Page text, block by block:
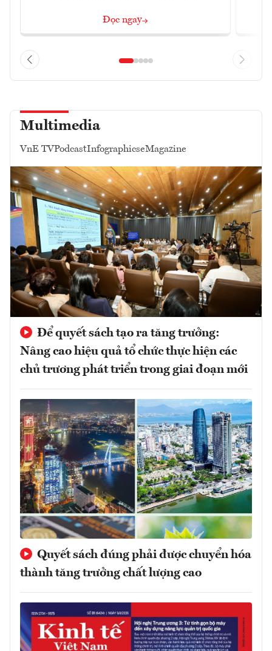
Đọc ngay
Multimedia
VnE TVPodcastInfographicseMagazine
Để quyết sách tạo ra tăng trưởng:
Nâng cao hiệu quả tổ chức thực hiện các
chủ trương phát triển trong giai đoạn mới
Quyết sách đúng phải được chuyển hóa
thành tăng trưởng chất lượng cao